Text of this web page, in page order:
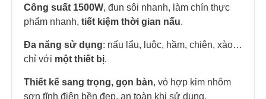
Công suất 1500W, đun sôi nhanh, làm chín thực
phẩm nhanh, tiết kiệm thời gian nấu.
Đa năng sử dụng: nấu lẩu, luộc, hầm, chiên, xào…
chỉ với một thiết bị.
Thiết kế sang trọng, gọn bàn, vỏ hợp kim nhôm
sơn tĩnh điện bền đẹp, an toàn khi sử dụng.